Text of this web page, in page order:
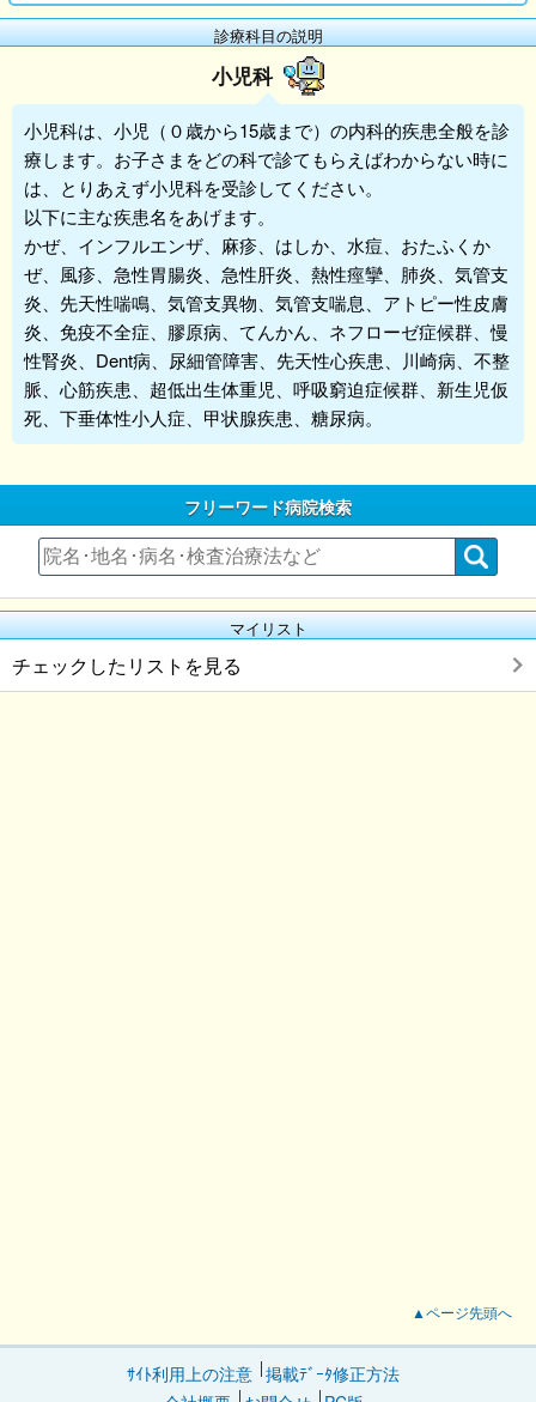
診療科目の説明
小児科
小児科は、小児（０歳から15歳まで）の内科的疾患全般を診
療します。お子さまをどの科で診てもらえばわからない時に
は、とりあえず小児科を受診してください。
以下に主な疾患名をあげます。
かぜ、インフルエンザ、麻疹、はしか、水痘、おたふくか
ぜ、風疹、急性胃腸炎、急性肝炎、熱性痙攣、肺炎、気管支
炎、先天性喘鳴、気管支異物、気管支喘息、アトピー性皮膚
炎、免疫不全症、膠原病、てんかん、ネフローゼ症候群、慢
性腎炎、Dent病、尿細管障害、先天性心疾患、川崎病、不整
脈、心筋疾患、超低出生体重児、呼吸窮迫症候群、新生児仮
死、下垂体性小人症、甲状腺疾患、糖尿病。
フリーワード病院検索
マイリスト
チェックしたリストを見る
▲ページ先頭へ
ｻｲﾄ利用上の注意 掲載ﾃﾞｰﾀ修正方法